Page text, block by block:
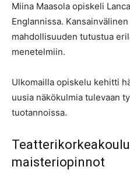
Miina Maasola opiskeli
Englannissa.
mahdollisuuden tutustua
menetelmiin.
Ulkomailla opiskelu kehitti
uusia näkökulmia tulevaan
tuotannoissa.
maisteriopinnot